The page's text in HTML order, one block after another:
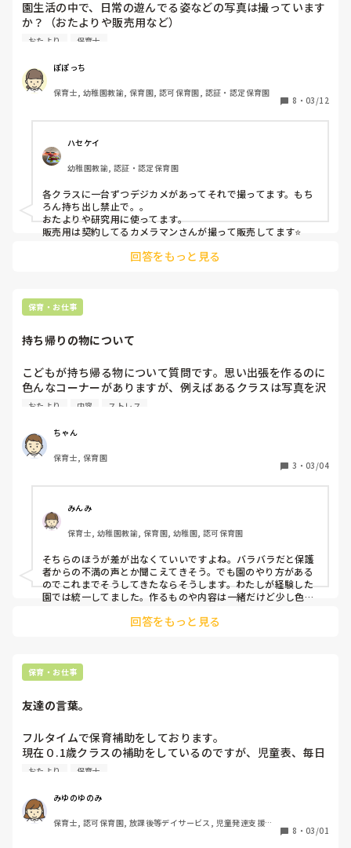
園生活の中で、日常の遊んでる姿などの写真は撮っています
か？（おたよりや販売用など）
その場合、デジカメで撮っていますか？みなさんの園では何
教えていただけると嬉しいです！よろしくお願いします！
おたより 保育士
ぽぽっち
保育士, 幼稚園教諭, 保育園, 認可保育園, 認証・認定保育園
8 ・ 03/12
ハセケイ
幼稚園教諭, 認証・認定保育園
各クラスに一台ずつデジカメがあってそれで撮ってます。もち
ろん持ち出し禁止で。。
おたよりや研究用に使ってます。
販売用は契約してるカメラマンさんが撮って販売してます⭐️
回答をもっと見る
保育・お仕事
持ち帰りの物について
こどもが持ち帰る物について質問です。思い出張を作るのに
色んなコーナーがありますが、例えばあるクラスは写真を沢
山貼ったページがあり、別のクラスはそのページが一切ない
全クラスで統一して、その内容については自由というのが保
護者に渡るものとしては常識かと思っていました。
おたより 内容 ストレス
ちゃん
保育士, 保育園
3 ・ 03/04
みんみ
保育士, 幼稚園教諭, 保育園, 幼稚園, 認可保育園
そちらのほうが差が出なくていいですよね。バラバラだと保護
者からの不満の声とか聞こえてきそう。でも園のやり方がある
のでこれまでそうしてきたならそうします。わたしが経験した
園では統一してました。作るものや内容は一緒だけど少し色を
回答をもっと見る
保育・お仕事
友達の言葉。
フルタイムで保育補助をしております。
現在０.1歳クラスの補助をしているのですが、児童表、毎日
のおたより帳を記入しています。任された仕事をすること、
ているのですが、保育士の友達が、「それって、正職の仕事
だし、」と言っていました。働けば働くほど、負担も確かに
大きくなっています。保育補助と正職、日によっては保育補
助の方が動いている日もあります。そんなものなんでしよう
おたより 保育士
みゆのゆのみ
保育士, 認可保育園, 放課後等デイサービス, 児童発達支援施
8 ・ 03/01